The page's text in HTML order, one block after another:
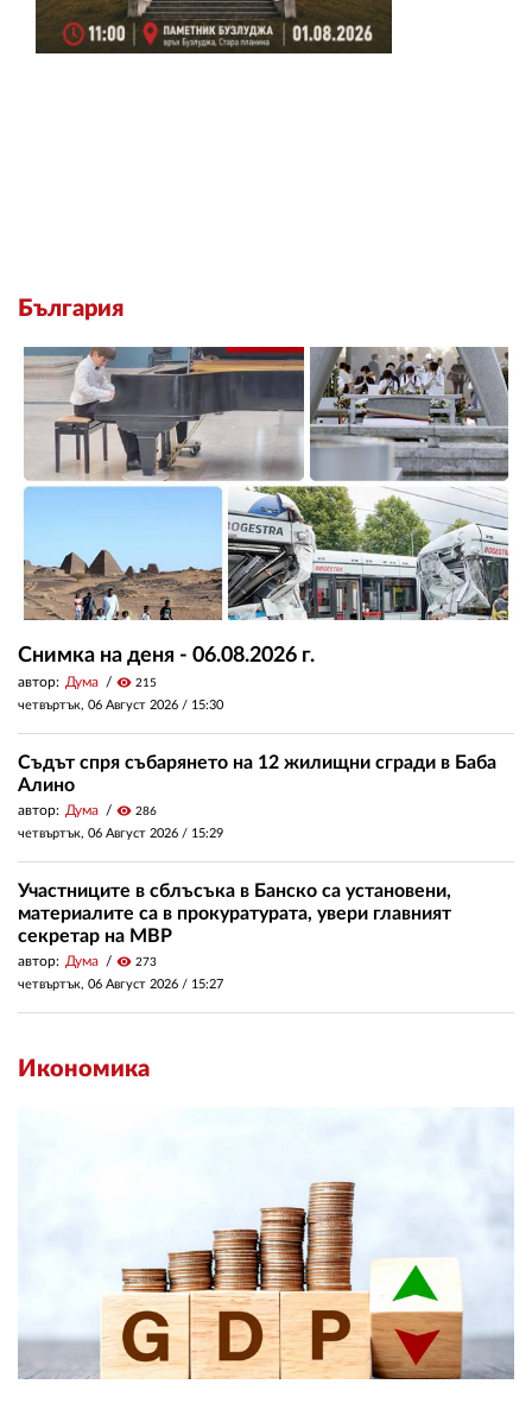
България
Снимка на деня - 06.08.2026 г.
автор: Дума visibility 215
четвъртък, 06 Август 2026 / 15:30
Съдът спря събарянето на 12 жилищни сгради в Баба
Алино
автор: Дума visibility 286
четвъртък, 06 Август 2026 / 15:29
Участниците в сблъсъка в Банско са установени,
материалите са в прокуратурата, увери главният
секретар на МВР
автор: Дума visibility 273
четвъртък, 06 Август 2026 / 15:27
Икономика